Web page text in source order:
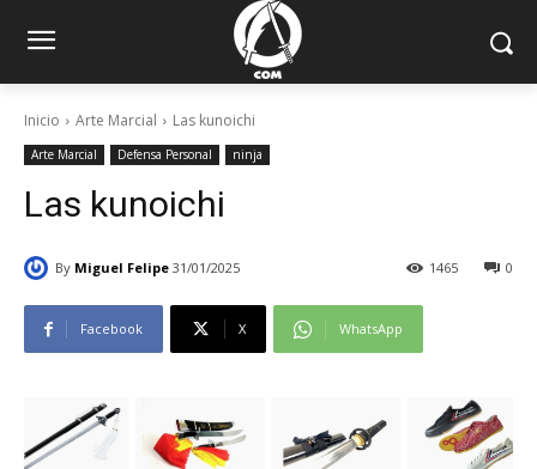
Inicio Arte Marcial Las kunoichi
Arte Marcial Defensa Personal ninja
Las kunoichi
By Miguel Felipe 31/01/2025 0
1465
Facebook X WhatsApp